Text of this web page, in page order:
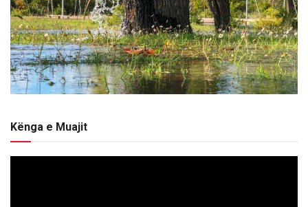
Kënga e Muajit